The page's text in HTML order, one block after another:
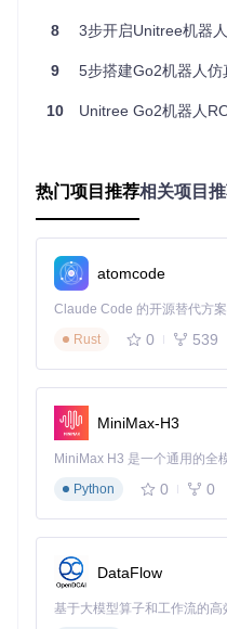
echo "source ~/
硬件兼容性检查清单
操作系统：Ubuntu
mble）
网络环境：稳定的Wi-Fi连
Fi减少延迟）
机器人型号
：Unitree
v1.2.0）
all过程中出现错误，特别
常见环境问题及解决方案
问题1：colcon build编
可能原因 ：依赖包缺失或
gnore-src检查缺失依赖
安装提示的包
问题2：Python依赖安装
8 3步开启Unitree机器人数字
9 5步搭建Go2机器人
10 Unitree Go2机器人ROS2开发
热门项目推荐相关项目
atomcode
Rust
0 539
MiniMax-H3
Python
0 0
DataFlow
基于大模型算子和工作流的